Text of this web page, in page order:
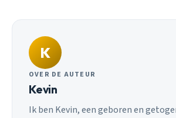
K
OVER DE AUTEUR
Kevin
Ik ben Kevin, een geboren en